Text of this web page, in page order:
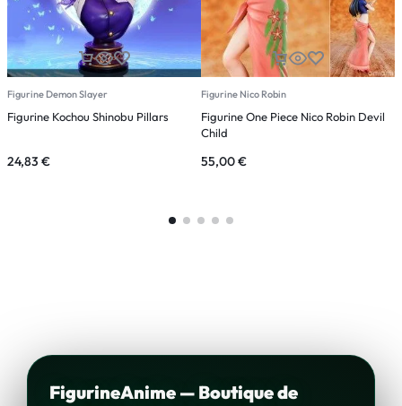
Figurine Demon Slayer
Figurine Kochou Shinobu Pillars
24,83 €
Figurine Nico Robin
Figurine One Piece Nico Robin Devil
Child
55,00€
FigurineAnime — Boutique de